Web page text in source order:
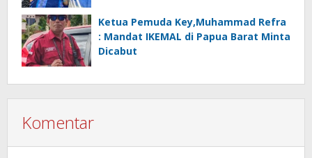
Ketua Pemuda Key,Muhammad Refra
: Mandat IKEMAL di Papua Barat Minta
Dicabut
Komentar